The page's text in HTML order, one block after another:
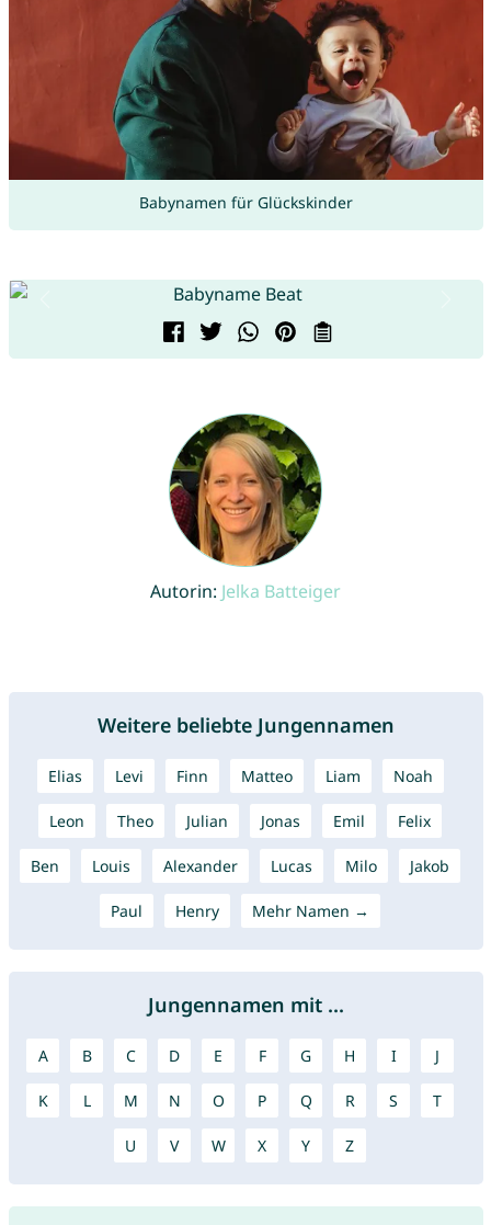
Babynamen für Glückskinder
Autorin: Jelka Batteiger
Weitere beliebte Jungennamen
Elias Levi Finn Matteo Liam Noah
Leon Theo Julian Jonas Emil Felix
Ben Louis Alexander Lucas Milo Jakob
Paul Henry Mehr Namen →
Jungennamen mit ...
A B C D E F G H I J
K L M N O P Q R S T
U V W X Y Z